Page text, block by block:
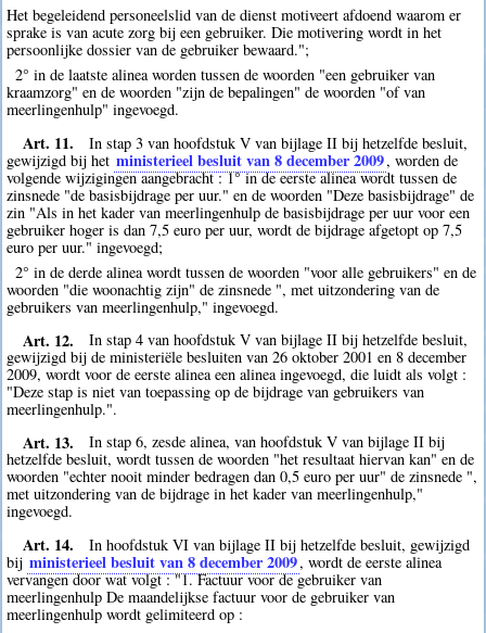
Het begeleidend personeelslid van de dienst motiveert afdoend waarom er
sprake is van acute zorg bij een gebruiker. Die motivering wordt in het
persoonlijke dossier van de gebruiker bewaard.";
2° in de laatste alinea worden tussen de woorden "een gebruiker van
kraamzorg" en de woorden "zijn de bepalingen" de woorden "of van
meerlingenhulp" ingevoegd.
Art. 11.
In stap 3 van hoofdstuk V van bijlage II bij hetzelfde besluit,
gewijzigd bij het ministerieel besluit van 8 december 2009, worden de
volgende wijzigingen aangebracht : 1° in de eerste alinea wordt tussen de
zinsnede "de basisbijdrage per uur." en de woorden "Deze basisbijdrage" de
zin "Als in het kader van meerlingenhulp de basisbijdrage per uur voor een
gebruiker hoger is dan 7,5 euro per uur, wordt de bijdrage afgetopt op 7,5
euro per uur." ingevoegd;
2° in de derde alinea wordt tussen de woorden "voor alle gebruikers" en de
woorden "die woonachtig zijn" de zinsnede ", met uitzondering van de
gebruikers van meerlingenhulp," ingevoegd.
Art. 12.
In stap 4 van hoofdstuk V van bijlage II bij hetzelfde besluit,
gewijzigd bij de ministeriële besluiten van 26 oktober 2001 en 8 december
2009, wordt voor de eerste alinea een alinea ingevoegd, die luidt als volgt :
"Deze stap is niet van toepassing op de bijdrage van gebruikers van
meerlingenhulp.".
Art. 13.
In stap 6, zesde alinea, van hoofdstuk V van bijlage II bij
hetzelfde besluit, wordt tussen de woorden "het resultaat hiervan kan" en de
woorden "echter nooit minder bedragen dan 0,5 euro per uur" de zinsnede ",
met uitzondering van de bijdrage in het kader van meerlingenhulp,"
ingevoegd.
Art. 14.
In hoofdstuk VI van bijlage II bij hetzelfde besluit, gewijzigd
bij ministerieel besluit van 8 december 2009, wordt de eerste alinea
vervangen door wat volgt : "1. Factuur voor de gebruiker van
meerlingenhulp De maandelijkse factuur voor de gebruiker van
meerlingenhulp wordt gelimiteerd op :